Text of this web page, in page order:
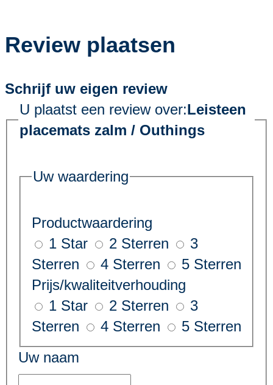
Review plaatsen
Schrijf uw eigen review
U plaatst een review over:Leisteen
placemats zalm / Outhings
Uw waardering
Productwaardering
1 Star
2 Sterren
3
Sterren
4 Sterren
5 Sterren
Prijs/kwaliteitverhouding
1 Star
2 Sterren
3
Sterren
4 Sterren
5 Sterren
Uw naam